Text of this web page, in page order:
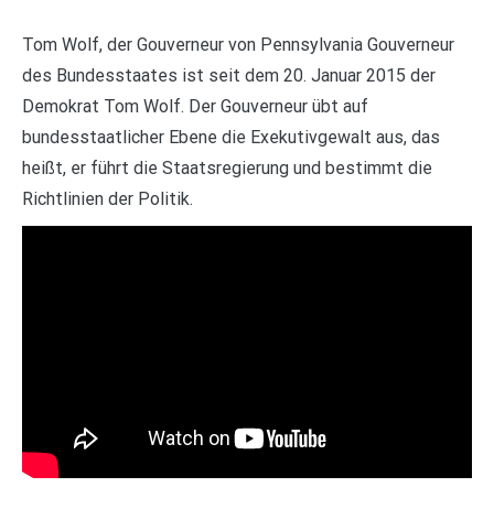
Tom Wolf, der Gouverneur von Pennsylvania Gouverneur
des Bundesstaates ist seit dem 20. Januar 2015 der
Demokrat Tom Wolf. Der Gouverneur übt auf
bundesstaatlicher Ebene die Exekutivgewalt aus, das
heißt, er führt die Staatsregierung und bestimmt die
Richtlinien der Politik.